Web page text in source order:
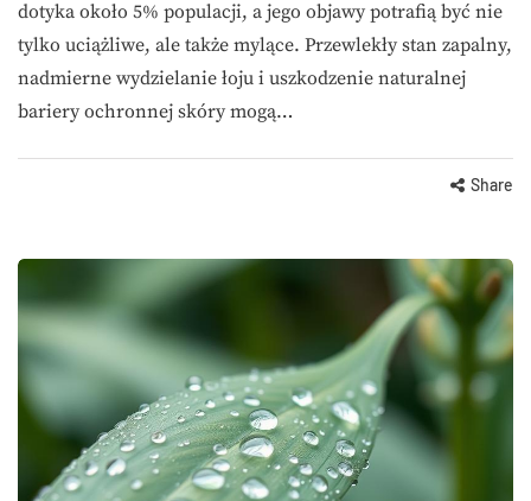
dotyka około 5% populacji, a jego objawy potrafią być nie
tylko uciążliwe, ale także mylące. Przewlekły stan zapalny,
nadmierne wydzielanie łoju i uszkodzenie naturalnej
bariery ochronnej skóry mogą…
Share